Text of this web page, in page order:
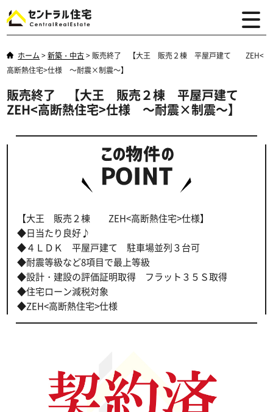
ホーム >新築・中古> 販売終了 【大王 販売２棟 平屋戸建て ZEH<
高断熱住宅>仕様 ～耐震×制震～】
販売終了 【大王 販売２棟 平屋戸建て
ZEH<高断熱住宅>仕様 ～耐震×制震～】
【大王 販売２棟 ZEH<高断熱住宅>仕様】
◆日当たり良好♪
◆４ＬＤＫ 平屋戸建て 駐車場並列３台可
◆耐震等級など8項目で最上等級
◆設計・建設の評価証明取得 フラット３５Ｓ取得
◆住宅ローン減税対象
◆ZEH<高断熱住宅>仕様